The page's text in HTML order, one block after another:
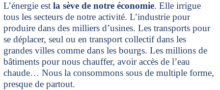
L’énergie estla sève de notre économie. Elle irrigue
tous les secteurs de notre activité. L’industrie pour
produire dans des milliers d’usines. Les transports pour
se déplacer, seul ou en transport collectif dans les
grandes villes comme dans les bourgs. Les millions de
bâtiments pour nous chauffer, avoir accès de l’eau
chaude… Nous la consommons sous de multiple forme,
presque de partout.